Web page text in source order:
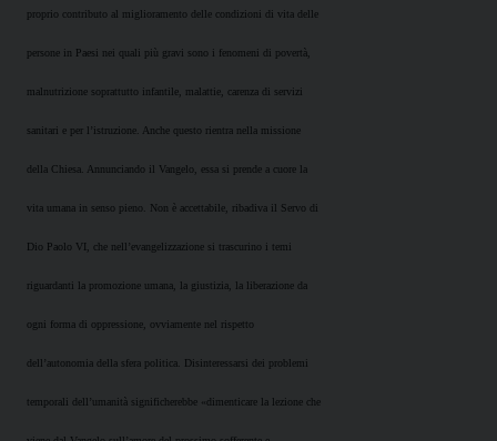
proprio contributo al miglioramento delle condizioni di vita delle
persone in Paesi nei quali più gravi sono i fenomeni di povertà,
malnutrizione soprattutto infantile, malattie, carenza di servizi
sanitari e per l’istruzione. Anche questo rientra nella missione
della Chiesa. Annunciando il Vangelo, essa si prende a cuore la
vita umana in senso pieno. Non è accettabile, ribadiva il Servo di
Dio Paolo VI, che nell’evangelizzazione si trascurino i temi
riguardanti la promozione umana, la giustizia, la liberazione da
ogni forma di oppressione, ovviamente nel rispetto
dell’autonomia della sfera politica. Disinteressarsi dei problemi
temporali dell’umanità significherebbe «dimenticare la lezione che